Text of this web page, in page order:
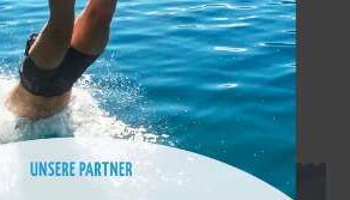
Infos zum See findest Du auf
mehr